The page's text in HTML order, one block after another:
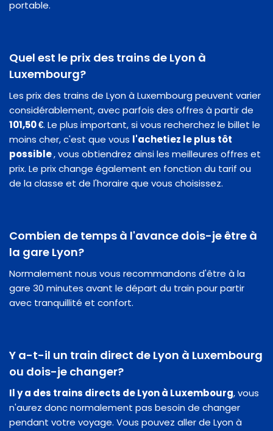
portable.
Quel est le prix des trains de Lyon à
Luxembourg?
Les prix des trains de Lyon à Luxembourg peuvent varier
considérablement, avec parfois des offres à partir de
101,50 €. Le plus important, si vous recherchez le billet le
moins cher, c'est que vous l'achetiez le plus tôt
possible, vous obtiendrez ainsi les meilleures offres et
prix. Le prix change également en fonction du tarif ou
de la classe et de l'horaire que vous choisissez.
Combien de temps à l'avance dois-je être à
la gare Lyon?
Normalement nous vous recommandons d'être à la
gare 30 minutes avant le départ du train pour partir
avec tranquillité et confort.
Y a-t-il un train direct de Lyon à Luxembourg
ou dois-je changer?
Il y a des trains directs de Lyon à Luxembourg, vous
n'aurez donc normalement pas besoin de changer
pendant votre voyage. Vous pouvez aller de Lyon à